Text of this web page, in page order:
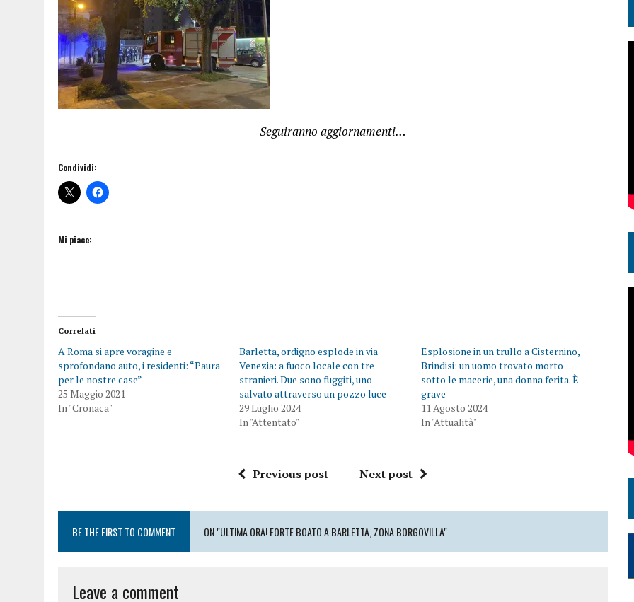
Seguiranno aggiornamenti…
Condividi:
Mi piace:
Correlati
A Roma si apre voragine e
sprofondano auto, i residenti: “Paura
per le nostre case”
25 Maggio 2021
In "Cronaca"
Barletta, ordigno esplode in via
Venezia: a fuoco locale con tre
stranieri. Due sono fuggiti, uno
salvato attraverso un pozzo luce
29 Luglio 2024
In "Attentato"
Esplosione in un trullo a Cisternino,
Brindisi: un uomo trovato morto
sotto le macerie, una donna ferita. È
grave
11 Agosto 2024
In "Attualità"
Previous post Next post
BE THE FIRST TO COMMENT ON "ULTIMA ORA! FORTE BOATO A BARLETTA, ZONA BORGOVILLA"
Leave a comment